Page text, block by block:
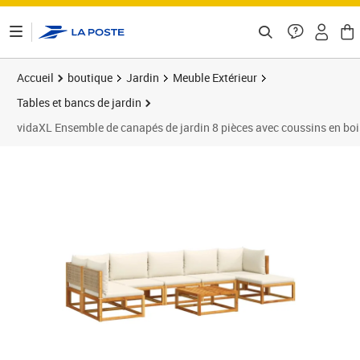
Accueil boutique Jardin
Meuble Extérieur
Tables et bancs de jardin
vidaXL Ensemble de canapés de jardin 8 pièces avec coussins en